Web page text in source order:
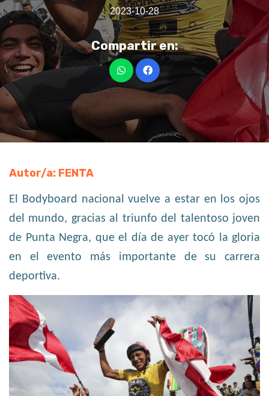
2023-10-28
Compartir en:
Autor/a: FENTA
El Bodyboard nacional vuelve a estar en los ojos
del mundo, gracias al triunfo del talentoso joven
de Punta Negra, que el día de ayer tocó la gloria
en el evento más importante de su carrera
deportiva.